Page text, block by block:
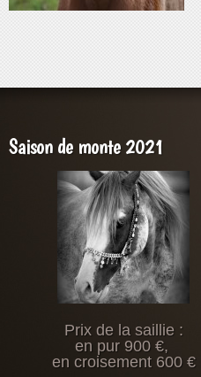
Saison de monte 2021
Prix de la saillie :
en pur 900 €,
en croisement 600 €